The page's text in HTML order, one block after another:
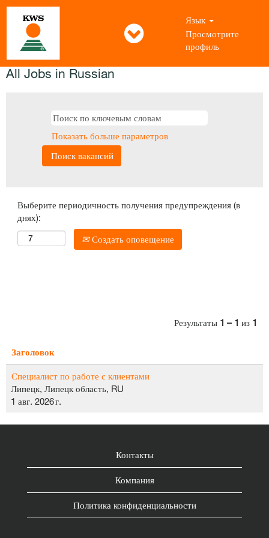
Язык
Просмотрите
профиль
All Jobs in Russian
Показать больше параметров
Выберите периодичность получения предупреждения (в
днях):
Создать оповещение
Результаты 1 – 1 из 1
Заголовок
Специалист по работе с клиентами
Липецк, Липецк область, RU
1 авг. 2026 г.
Контакты
Компания
Политика конфиденциальности